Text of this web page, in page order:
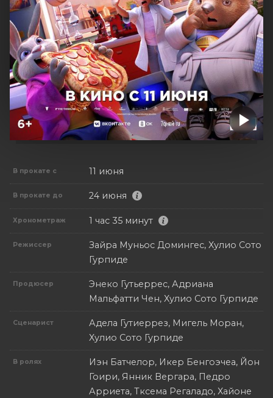
В прокате с 11 июня
В прокате до 24 июня
Хронометраж 1 час 35 минут
Режиссер
Зайра Муньос Домингес, Хулио Сото
Гурпиде
Продюсер
Энеко Гутьеррес, Адриана
Мальфатти Чен, Хулио Сото Гурпиде
Сценарист
Адела Гутиеррез, Мигель Моран,
Хулио Сото Гурпиде
В ролях
Иэн Батчелор, Икер Бенгоэчеа, Йон
Гоири, Янник Вергара, Педро
Арриета, Тксема Регаладо, Хайоне